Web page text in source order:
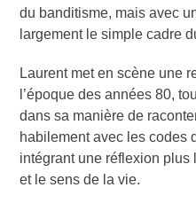
du banditisme, mais avec
largement le simple cadre
Laurent met en scène une
l’époque des années 80,
dans sa manière de
habilement avec les codes
intégrant une réflexion
et le sens de la vie.